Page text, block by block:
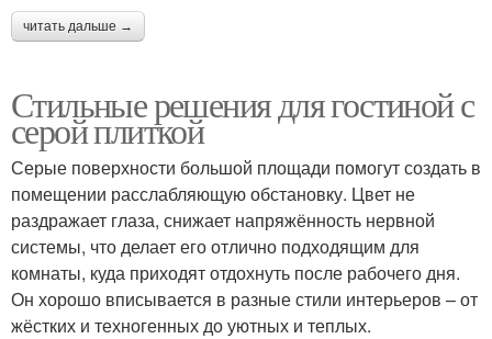
читать дальше →
Стильные решения для гостиной с
серой плиткой
Серые поверхности большой площади помогут создать в
помещении расслабляющую обстановку. Цвет не
раздражает глаза, снижает напряжённость нервной
системы, что делает его отлично подходящим для
комнаты, куда приходят отдохнуть после рабочего дня.
Он хорошо вписывается в разные стили интерьеров – от
жёстких и техногенных до уютных и теплых.